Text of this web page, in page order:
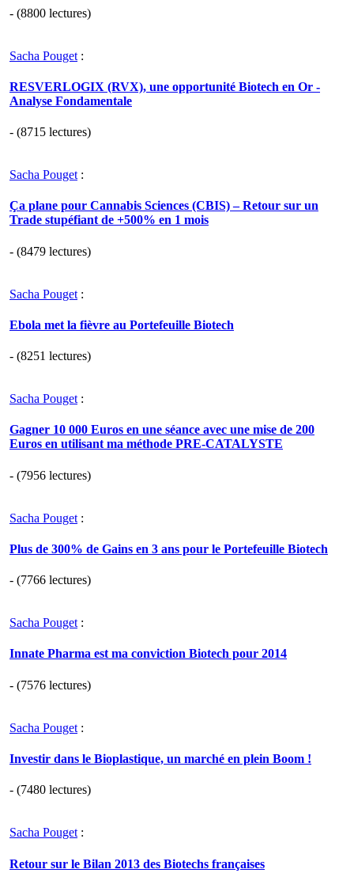
- (8800 lectures)
Sacha Pouget :
RESVERLOGIX (RVX), une opportunité Biotech en Or -
Analyse Fondamentale
- (8715 lectures)
Sacha Pouget :
Ça plane pour Cannabis Sciences (CBIS) – Retour sur un
Trade stupéfiant de +500% en 1 mois
- (8479 lectures)
Sacha Pouget :
Ebola met la fièvre au Portefeuille Biotech
- (8251 lectures)
Sacha Pouget :
Gagner 10 000 Euros en une séance avec une mise de 200
Euros en utilisant ma méthode PRE-CATALYSTE
- (7956 lectures)
Sacha Pouget :
Plus de 300% de Gains en 3 ans pour le Portefeuille Biotech
- (7766 lectures)
Sacha Pouget :
Innate Pharma est ma conviction Biotech pour 2014
- (7576 lectures)
Sacha Pouget :
Investir dans le Bioplastique, un marché en plein Boom !
- (7480 lectures)
Sacha Pouget :
Retour sur le Bilan 2013 des Biotechs françaises